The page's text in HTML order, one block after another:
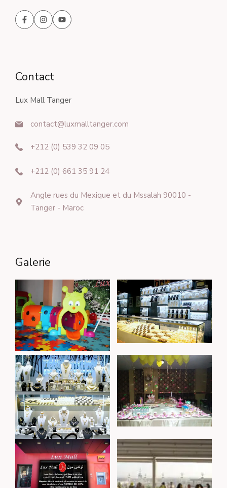
Contact
Lux Mall Tanger
contact@luxmalltanger.com
+212 (0) 539 32 09 05
+212 (0) 661 35 91 24
Angle rues du Mexique et du Mssalah 90010 -
Tanger - Maroc
Galerie